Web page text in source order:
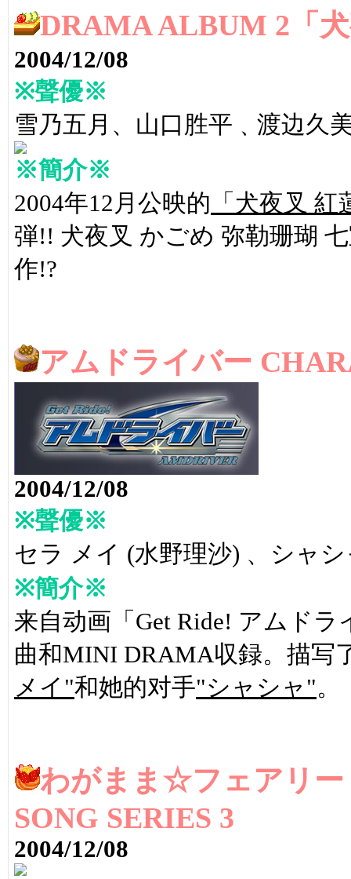
DRAMA ALBUM 2「
2004/12/08
※聲優※
雪乃五月、山口胜平﹑渡边久
※簡介※
2004年12月公映的 「犬夜叉
弾!! 犬夜叉 かごめ 弥勒珊瑚
作!?
アムドライバー
2004/12/08
※聲優※
セラ メイ (水野理沙) 、シャシ
※簡介※
来自动画「Get Ride! アムド
曲和MINI DRAMA収録。描写
メイ"和她的对手"シャシャ"。
わがまま☆フェアリー
SONG SERIES 3
2004/12/08